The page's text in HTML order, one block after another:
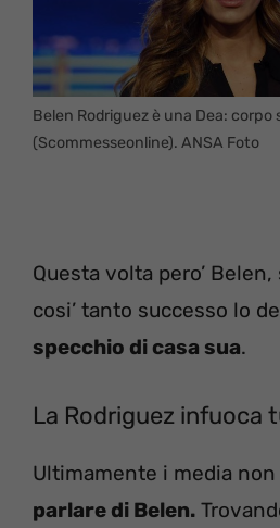
Belen Rodriguez è una Dea:
(Scommesseonline). ANSA Foto
Questa volta pero’
cosi’ tanto successo lo
specchio di casa sua.
La Rodriguez infuoca
Ultimamente i media
parlare di Belen.